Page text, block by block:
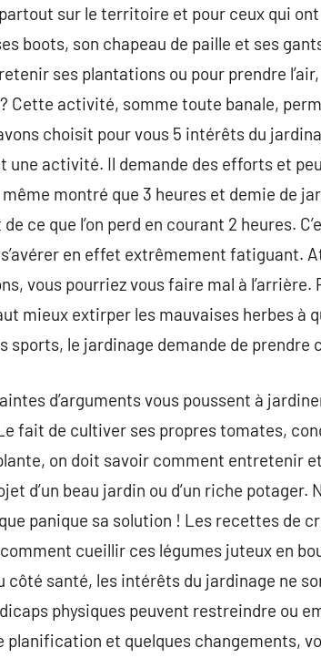
sur le territoire et pour ceux qui ont
boots, son chapeau de paille et ses
ses plantations ou pour prendre
Cette activité, somme toute banale,
choisit pour vous 5 intérêts du
une activité. Il demande des efforts et
montré que 3 heures et demie de
ce que l’on perd en courant 2 heures.
en effet extrêmement fatiguant.
vous pourriez vous faire mal à l’arrière.
mieux extirper les mauvaises herbes à
sports, le jardinage demande de
d’arguments vous poussent à
fait de cultiver ses propres tomates,
on doit savoir comment entretenir
d’un beau jardin ou d’un riche potager.
panique sa solution ! Les recettes de
cueillir ces légumes juteux en
santé, les intérêts du jardinage ne
physiques peuvent restreindre ou
et quelques changements,